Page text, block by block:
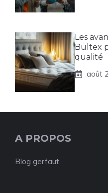
Les
Bultex
qualité
août
A PROPOS
Blog gerfaut